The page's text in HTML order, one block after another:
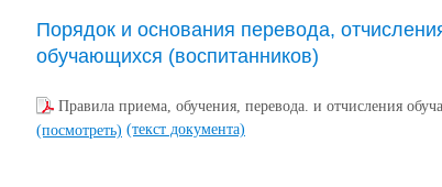
Порядок и основания перевода,
обучающихся (воспитанников)
Правила приема, обучения, перевода. и отчисления
(посмотреть) (текст документа)